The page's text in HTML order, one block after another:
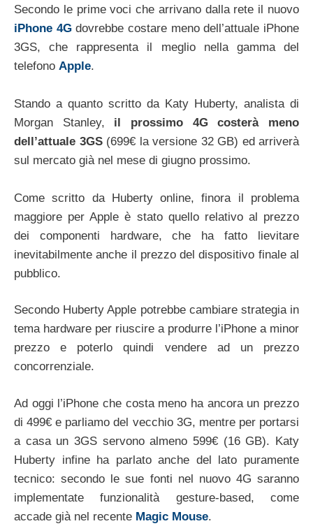
Secondo le prime voci che arrivano dalla rete il nuovo
iPhone 4Gdovrebbe costare meno dell’attuale iPhone
3GS, che rappresenta il meglio nella gamma del
telefono Apple.
Stando a quanto scritto da Katy Huberty, analista di
Morgan Stanley, il prossimo 4G costerà meno
dell’attuale 3GS(699€ la versione 32 GB) ed arriverà
sul mercato già nel mese di giugno prossimo.
Come scritto da Huberty online, finora il problema
maggiore per Apple è stato quello relativo al prezzo
dei componenti hardware, che ha fatto lievitare
inevitabilmente anche il prezzo del dispositivo finale al
pubblico.
Secondo Huberty Apple potrebbe cambiare strategia in
tema hardware per riuscire a produrre l’iPhone a minor
prezzo e poterlo quindi vendere ad un prezzo
concorrenziale.
Ad oggi l’iPhone che costa meno ha ancora un prezzo
di 499€ e parliamo del vecchio 3G, mentre per portarsi
a casa un 3GS servono almeno 599€ (16 GB). Katy
Huberty infine ha parlato anche del lato puramente
tecnico: secondo le sue fonti nel nuovo 4G saranno
implementate funzionalità gesture-based, come
accade già nel recente Magic Mouse.